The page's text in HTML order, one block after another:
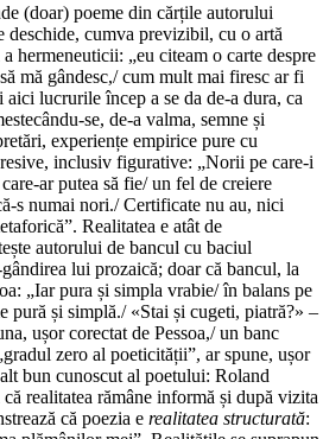
(doar) poeme din cărțile autorului
deschide, cumva previzibil, cu o artă
hermeneuticii: „eu citeam o carte despre
mă gândesc,/ cum mult mai firesc ar fi
lucrurile încep a se da de-a dura, ca
se, de-a valma, semne și
experiențe empirice pure cu
inclusiv figurative: „Norii pe care-i
ar putea să fie/ un fel de creiere
s numai nori./ Certificate nu au, nici
Realitatea e atât de
autorului de bancul cu baciul
lui prozaică; doar că bancul, la
„Iar pura și simpla vrabie/ în balans pe
pură și simplă./ «Stai și cugeti, piatră?» –
ușor corectat de Pessoa,/ un banc
zero al poeticității”, ar spune, ușor
bun cunoscut al poetului: Roland
realitatea rămâne informă și după vizita
că poezia erealitatea structurată: